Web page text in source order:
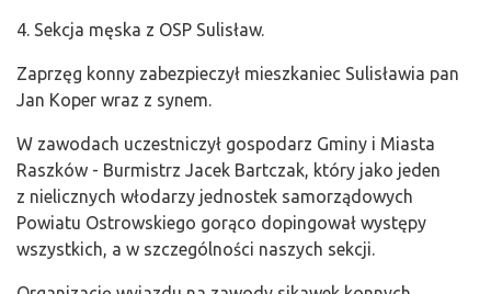
4. Sekcja męska z OSP Sulisław.
Zaprzęg konny zabezpieczył mieszkaniec Sulisławia pan
Jan Koper wraz z synem.
W zawodach uczestniczył gospodarz Gminy i Miasta
Raszków - Burmistrz Jacek Bartczak, który jako jeden
z nielicznych włodarzy jednostek samorządowych
Powiatu Ostrowskiego gorąco dopingował występy
wszystkich, a w szczególności naszych sekcji.